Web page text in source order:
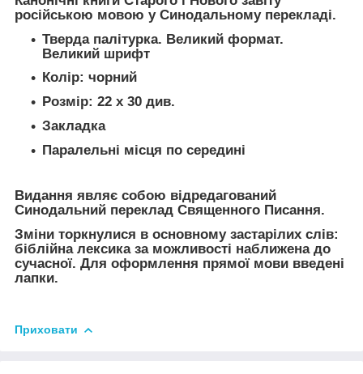
російською мовою у Синодальному перекладі.
Тверда палітурка. Великий формат.
Великий шрифт
Колір: чорний
Розмір: 22 х 30 див.
Закладка
Паралельні місця по середині
Видання являє собою відредагований
Синодальний переклад Священного Писання.
Зміни торкнулися в основному застарілих слів:
біблійна лексика за можливості наближена до
сучасної. Для оформлення прямої мови введені
лапки.
Приховати